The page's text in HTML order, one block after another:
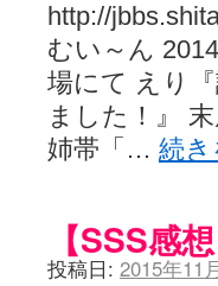
http://
むい～ん
場にて えり
ました！』
姉帯「… 続き
【SSS感
投稿日: 2015年11